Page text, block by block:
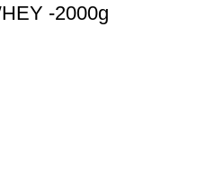
-2000g